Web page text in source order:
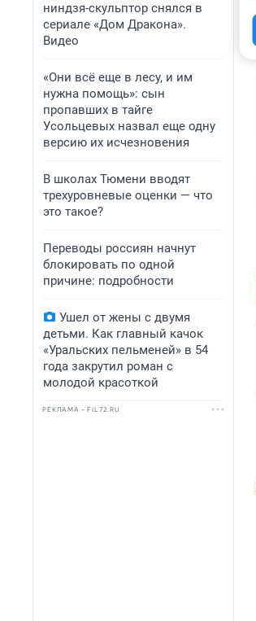
ниндзя-скульптор снялся в
сериале «Дом Дракона».
Видео
«Они всё еще в лесу, и им
нужна помощь»: сын
пропавших в тайге
Усольцевых назвал еще одну
версию их исчезновения
В школах Тюмени вводят
трехуровневые оценки — что
это такое?
Переводы россиян начнут
блокировать по одной
причине: подробности
Ушел от жены с двумя
детьми. Как главный качок
«Уральских пельменей» в 54
года закрутил роман с
молодой красоткой
РЕКЛАМА • FIL72.RU